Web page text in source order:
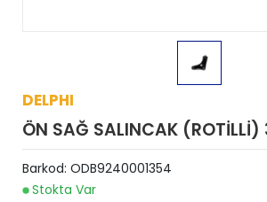
DELPHI
ÖN SAĞ SALINCAK
Barkod: ODB9240001354
Stokta Var